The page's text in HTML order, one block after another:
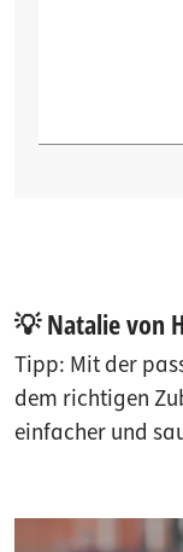
💡 Natalie von
Tipp: Mit der
dem richtigen
einfacher und